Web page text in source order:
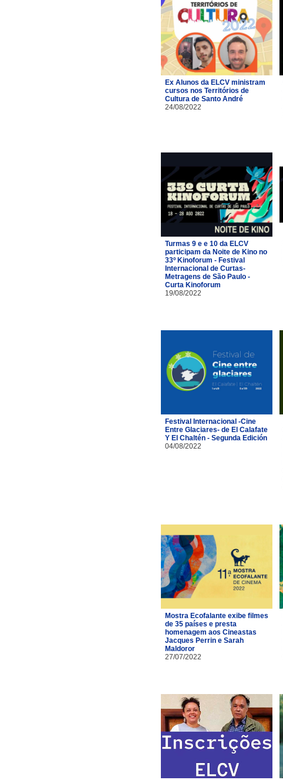
Ex Alunos da ELCV ministram
cursos nos Territórios de
Cultura de Santo André
24/08/2022
Turmas 9 e e 10 da ELCV
participam da Noite de Kino no
33º Kinoforum - Festival
Internacional de Curtas-
Metragens de São Paulo -
Curta Kinoforum
19/08/2022
Festival Internacional -Cine
Entre Glaciares- de El Calafate
Y El Chaltén - Segunda Edición
04/08/2022
Mostra Ecofalante exibe filmes
de 35 países e presta
homenagem aos Cineastas
Jacques Perrin e Sarah
Maldoror
27/07/2022